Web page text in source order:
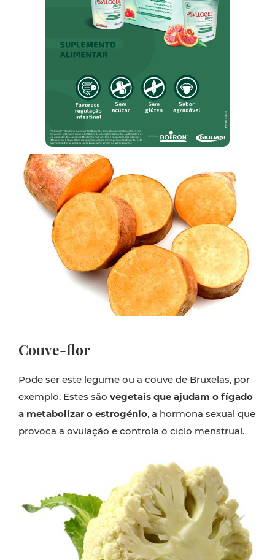
Couve-flor
Pode ser este legume ou a couve de Bruxelas, por
exemplo. Estes são vegetais que ajudam o fígado
a metabolizar o estrogénio, a hormona sexual que
provoca a ovulação e controla o ciclo menstrual.